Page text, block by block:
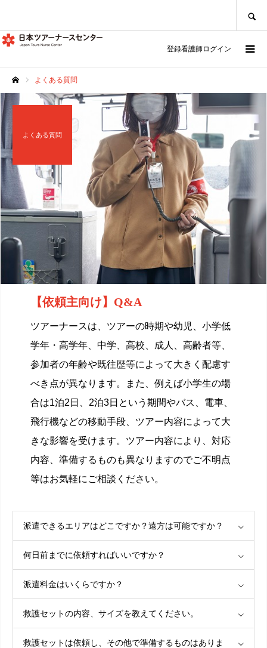
登録看護師ログイン
よくある質問
よくある質問
【依頼主向け】Q&A
ツアーナースは、ツアーの時期や幼児、小学低
学年・高学年、中学、高校、成人、高齢者等、
参加者の年齢や既往歴等によって大きく配慮す
べき点が異なります。また、例えば小学生の場
合は1泊2日、2泊3日という期間やバス、電車、
飛行機などの移動手段、ツアー内容によって大
きな影響を受けます。ツアー内容により、対応
内容、準備するものも異なりますのでご不明点
等はお気軽にご相談ください。
派遣できるエリアはどこですか？遠方は可能ですか？
何日前までに依頼すればいいですか？
派遣料金はいくらですか？
救護セットの内容、サイズを教えてください。
救護セットは依頼し、その他で準備するものはありま